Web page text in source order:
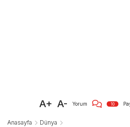
A+ A- Yorum 10
Anasayfa
Dünya